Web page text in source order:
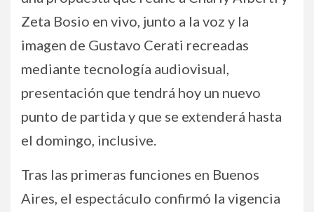
Zeta Bosio en vivo, junto a la voz y la
imagen de Gustavo Cerati recreadas
mediante tecnología audiovisual,
presentación que tendrá hoy un nuevo
punto de partida y que se extenderá hasta
el domingo, inclusive.
Tras las primeras funciones en Buenos
Aires, el espectáculo confirmó la vigencia